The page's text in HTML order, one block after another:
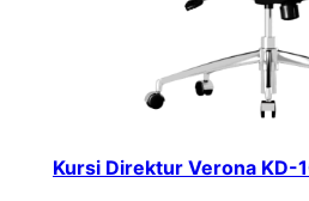
Kursi Direktur Verona KD-